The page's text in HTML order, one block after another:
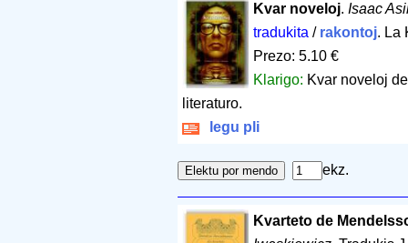
Kvar noveloj. Isaac
tradukita / rakontoj. La
Prezo: 5.10 €
Klarigo: Kvar noveloj
literaturo.
legu pli
ekz.
Kvarteto de